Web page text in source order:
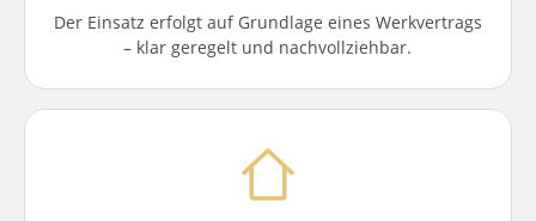
Der Einsatz erfolgt auf Grundlage eines Werkvertrags
– klar geregelt und nachvollziehbar.